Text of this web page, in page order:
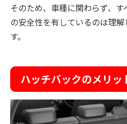
そのため、車種に関わらず、
の安全性を有しているのは理
す。
ハッチバックのメリッ